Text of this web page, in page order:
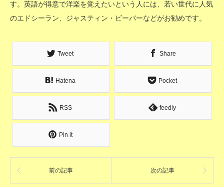
す。英語が得意で洋楽を覚えたいという人には、若い世代に人気
のエドシーラン、ジャスティン・ビーバーなどがお勧めです。
Tweet Share
Hatena Pocket
RSS feedly
Pin it
前の記事 次の記事